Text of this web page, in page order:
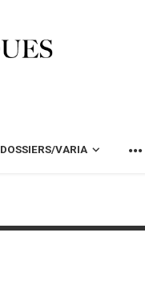
DOSSIERS/VARIA